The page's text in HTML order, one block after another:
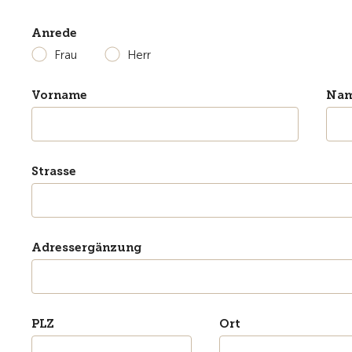
Anrede
Frau
Herr
Vorname
Strasse
Adressergänzung
PLZ Ort